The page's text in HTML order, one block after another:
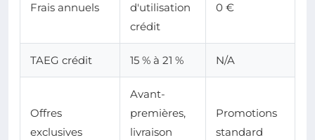
Frais annuels
d'utilisation
crédit
0 €
TAEG crédit 15 % à 21 % N/A
Offres
exclusives
Avant-
premières,
livraison
Promotions
standard